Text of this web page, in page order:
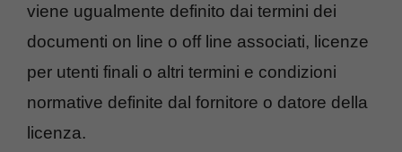
viene ugualmente definito dai termini dei
documenti on line o off line associati, licenze
per utenti finali o altri termini e condizioni
normative definite dal fornitore o datore della
licenza.